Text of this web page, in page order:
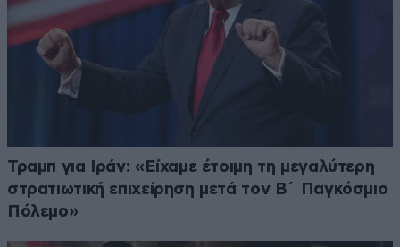
Τραμπ για Ιράν: «Είχαμε έτοιμη τη μεγαλύτερη
στρατιωτική επιχείρηση μετά τον Β΄ Παγκόσμιο
Πόλεμο»